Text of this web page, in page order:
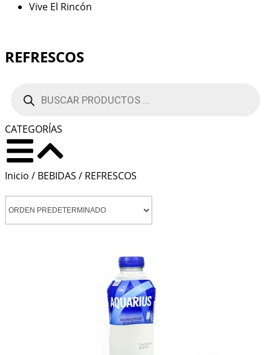
Vive El Rincón
REFRESCOS
CATEGORÍAS
Inicio / BEBIDAS / REFRESCOS